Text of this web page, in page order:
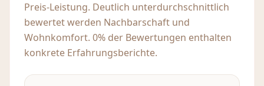
Preis-Leistung. Deutlich unterdurchschnittlich
bewertet werden Nachbarschaft und
Wohnkomfort. 0% der Bewertungen enthalten
konkrete Erfahrungsberichte.